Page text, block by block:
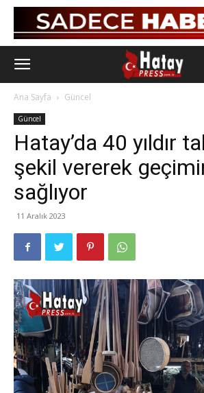
Ana Sayfa Güncel
Güncel
Hatay’da 40 yıldır
şekil vererek
sağlıyor
11 Aralık 2023